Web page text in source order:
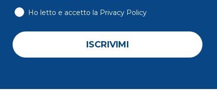
Ho letto e accetto la Privacy Policy
ISCRIVIMI